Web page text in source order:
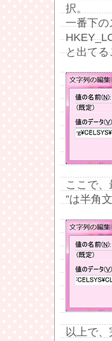
択。
一番下の
と出てる
ここで
”は半角
以上で、